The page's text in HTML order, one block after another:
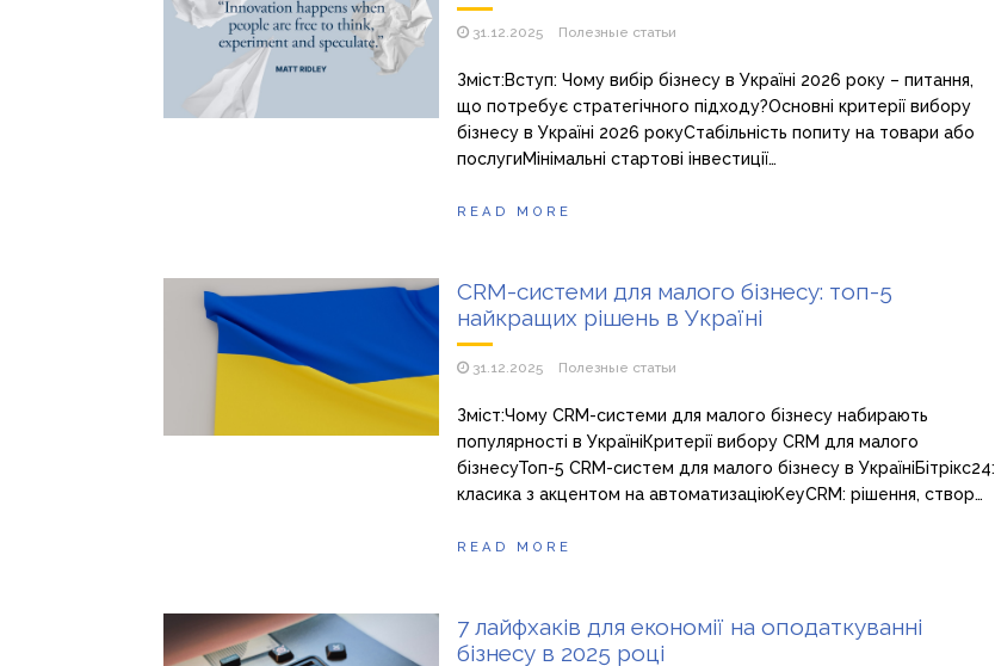
31.12.2025 Полезные статьи
Зміст:Вступ: Чому вибір бізнесу в Україні 2026 року – питання,
що потребує стратегічного підходу?Основні критерії вибору
бізнесу в Україні 2026 рокуСтабільність попиту на товари або
послугиМінімальні стартові інвестиції…
READ MORE
CRM-системи для малого бізнесу: топ-5
найкращих рішень в Україні
31.12.2025 Полезные статьи
Зміст:Чому CRM-системи для малого бізнесу набирають
популярності в УкраїніКритерії вибору CRM для малого
бізнесуТоп-5 CRM-систем для малого бізнесу в УкраїніБітрікс24:
класика з акцентом на автоматизаціюKeyCRM: рішення, створ…
READ MORE
7 лайфхаків для економії на оподаткуванні
бізнесу в 2025 році